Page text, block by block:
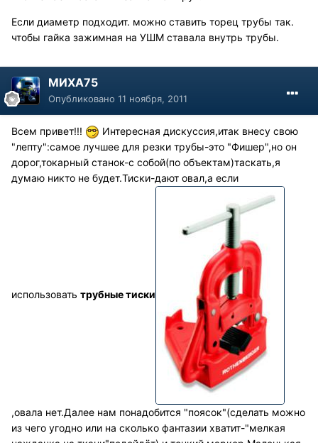
Если диаметр подходит. можно ставить торец трубы так.
чтобы гайка зажимная на УШМ ставала внутрь трубы.
МИХА75
Опубликовано 11 ноября, 2011
Всем привет!!!
Интересная дискуссия,итак внесу свою
"лепту":самое лучшее для резки трубы-это "Фишер",но он
дорог,токарный станок-с собой(по объектам)таскать,я
думаю никто не будет.Тиски-дают овал,а если
использовать трубные тиски
,овала нет.Далее нам понадобится "поясок"(сделать можно
из чего угодно или на сколько фантазии хватит-"мелкая